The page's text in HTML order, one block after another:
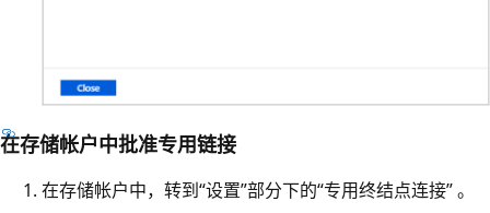
在存储帐户中批准专用链接
在存储帐户中，转到“设置”部分下的“专用终结点连接” 。